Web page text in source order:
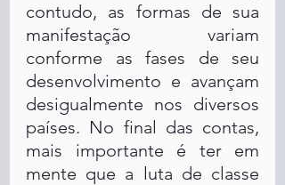
contudo, as formas de sua
manifestação variam
conforme as fases de seu
desenvolvimento e avançam
desigualmente nos diversos
países. No final das contas,
mais importante é ter em
mente que a luta de classe